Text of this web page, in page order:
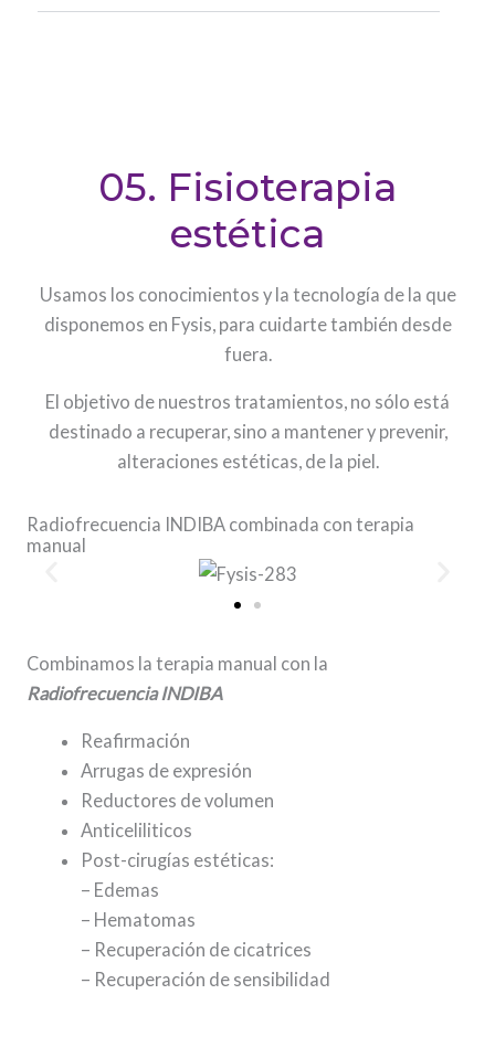
05. Fisioterapia
estética
Usamos los conocimientos y la tecnología de la que
disponemos en Fysis, para cuidarte también desde
fuera.
El objetivo de nuestros tratamientos, no sólo está
destinado a recuperar, sino a mantener y prevenir,
alteraciones estéticas, de la piel.
Radiofrecuencia INDIBA combinada con terapia
manual
Combinamos la terapia manual con la
Radiofrecuencia INDIBA
Reafirmación
Arrugas de expresión
Reductores de volumen
Anticeliliticos
Post-cirugías estéticas:
– Edemas
– Hematomas
– Recuperación de cicatrices
– Recuperación de sensibilidad